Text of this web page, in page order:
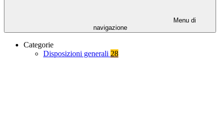
Menu di
navigazione
Categorie
Disposizioni generali 28